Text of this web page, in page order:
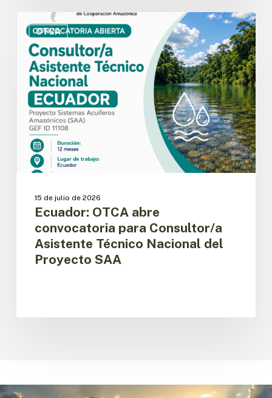
OTCA
Ecuador:
OTCA
abre
convocatoria
para
Consultor/a
Asistente
Técnico
Nacional
Proyecto
SAA
15 de julio de 2026
Ecuador: OTCA abre
convocatoria para Consultor/a
Asistente Técnico Nacional del
Proyecto SAA